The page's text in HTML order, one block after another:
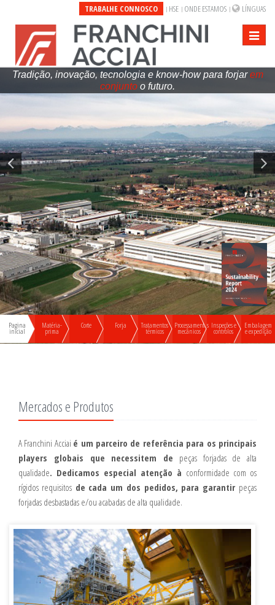
TRABALHE CONNOSCO HSE ONDE ESTAMOS LÍNGUAS
Toggle
Pagina
inicial
Matéria-
prima
Corte Forja Tratamentos
térmicos
Processamentos
mecânicos
Inspeções e
controlos
Embalagem
e expedição
Tradição, inovação, tecnologia e know-how para forjarem
conjunto o futuro.
Mercados e Produtos
A Franchini Acciai é um parceiro de referência para os principais
players globais que necessitem de peças forjadas de alta
qualidade. Dedicamos especial atenção à conformidade com os
rígidos requisitosde cada um dos pedidos, para garantir peças
forjadas desbastadas e/ou acabadas de alta qualidade.